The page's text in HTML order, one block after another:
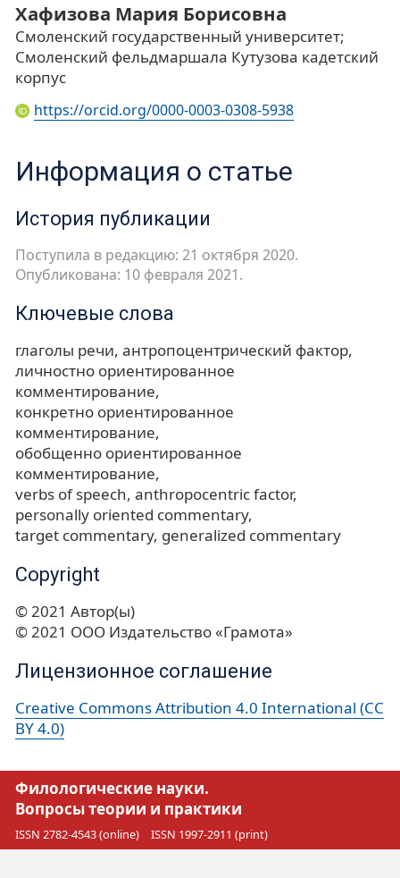
Хафизова Мария Борисовна
Смоленский государственный университет;
Смоленский фельдмаршала Кутузова кадетский
корпус
https://orcid.org/0000-0003-0308-5938
Информация о статье
История публикации
Поступила в редакцию: 21 октября 2020.
Опубликована: 10 февраля 2021.
Ключевые слова
глаголы речи антропоцентрический фактор
личностно ориентированное
комментирование
конкретно ориентированное
комментирование
обобщенно ориентированное
комментирование
verbs of speech anthropocentric factor
personally oriented commentary
target commentary generalized commentary
Copyright
© 2021 Автор(ы)
© 2021 ООО Издательство «Грамота»
Лицензионное соглашение
Creative Commons Attribution 4.0 International (CC
BY 4.0)
Филологические науки.
Вопросы теории и практики
ISSN 2782-4543 (online) ISSN 1997-2911 (print)